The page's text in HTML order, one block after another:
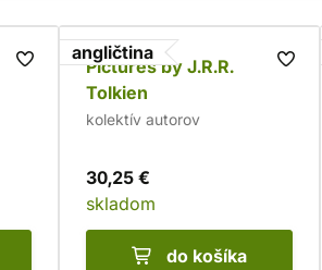
angličtina
Pictures by J.R.R.
Tolkien
kolektív autorov
30,25 €
skladom
do košíka